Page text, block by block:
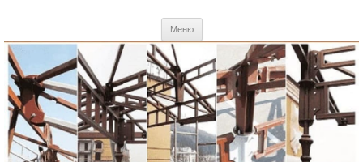
Меню
содержимому